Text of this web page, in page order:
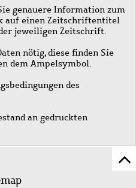
genauere Information zum
auf einen Zeitschriftentitel
jeweiligen Zeitschrift.
nötig, diese finden Sie
dem Ampelsymbol.
des
an gedruckten